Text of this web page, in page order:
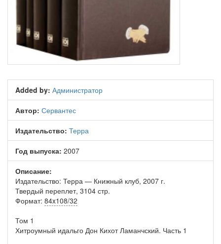
Added by: Администратор
Автор: Сервантес
Издательство: Терра
Год выпуска: 2007
Описание:
Издательство: Терра — Книжный клуб, 2007 г.
Твердый переплет, 3104 стр.
Формат: 84x108/32
Том 1
Хитроумный идальго Дон Кихот Ламанчский. Часть 1